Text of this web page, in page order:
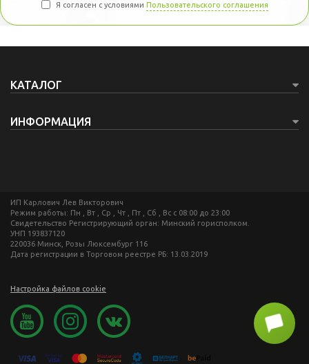
Я согласен с условиями Пользовательского соглашения
КАТАЛОГ
ИНФОРМАЦИЯ
ИП Карлович Лев Викторович
Режим работы: Пн , Вт , Ср , Чт , Пт , Сб , Вс c 08:00 до 23:00
Свидетельство Регистрирующий орган: Минский горисполком.
УНП 193837120
220036 Минск, Розы Люксембург 116
Дата регистрации в Торговом реестре РБ: 13.03.2019
Настройка файлов cookie
chat_bubble